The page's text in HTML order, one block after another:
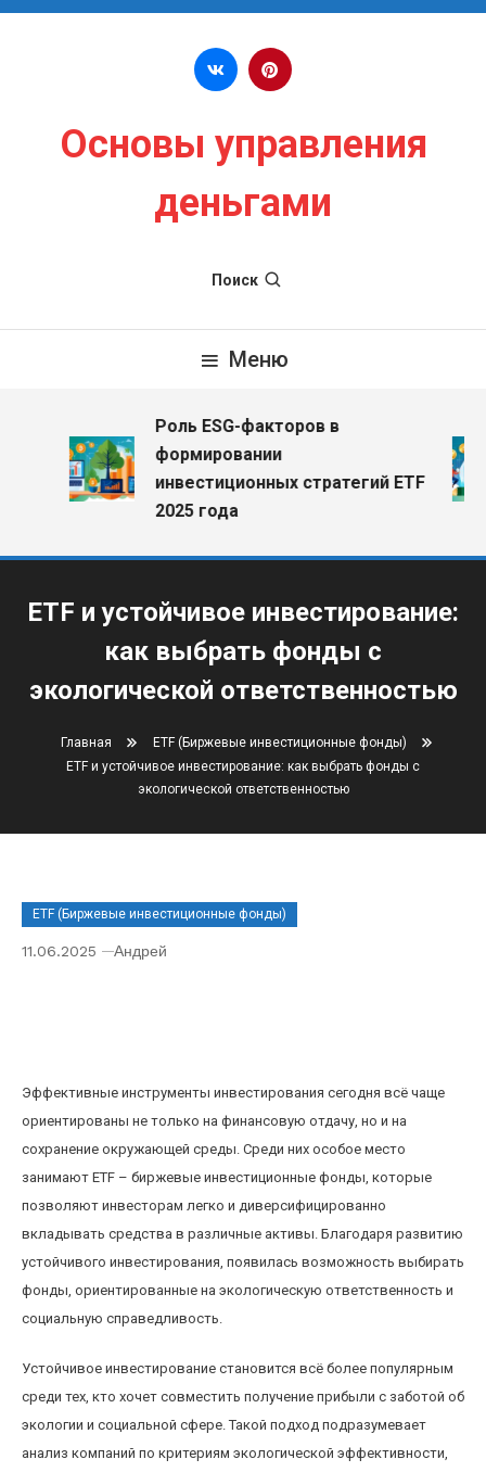
Перейти к содержимому
Основы управления
деньгами
Поиск
Меню
Роль ESG-факторов в
формировании
инвестиционных стратегий ETF
2025 года
ETF и устойчивое инвестирование:
как выбрать фонды с
экологической ответственностью
Главная
ETF (Биржевые инвестиционные фонды)
ETF и устойчивое инвестирование: как выбрать фонды с
экологической ответственностью
ETF (Биржевые инвестиционные фонды)
11.06.2025 Андрей
Эффективные инструменты инвестирования сегодня всё чаще
ориентированы не только на финансовую отдачу, но и на
сохранение окружающей среды. Среди них особое место
занимают ETF – биржевые инвестиционные фонды, которые
позволяют инвесторам легко и диверсифицированно
вкладывать средства в различные активы. Благодаря развитию
устойчивого инвестирования, появилась возможность выбирать
фонды, ориентированные на экологическую ответственность и
социальную справедливость.
Устойчивое инвестирование становится всё более популярным
среди тех, кто хочет совместить получение прибыли с заботой об
экологии и социальной сфере. Такой подход подразумевает
анализ компаний по критериям экологической эффективности,